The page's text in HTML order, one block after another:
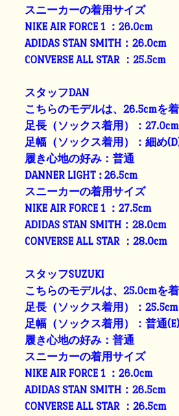
スニーカーの着用サイズ
NIKE AIR FORCE 1 ：26.0cm
ADIDAS STAN SMITH：26.0cm
CONVERSE ALL STAR ：25.5cm
スタッフDAN
こちらのモデルは、26.5cmを
足長（ソックス着用）：27.0cm
足幅（ソックス着用）：細め
履き心地の好み：普通
DANNER LIGHT : 26.5cm
スニーカーの着用サイズ
NIKE AIR FORCE 1 ：27.5cm
ADIDAS STAN SMITH：28.0cm
CONVERSE ALL STAR ：28.0cm
スタッフSUZUKI
こちらのモデルは、25.0cmを
足長（ソックス着用）：25.5cm
足幅（ソックス着用）：普通
履き心地の好み：普通
スニーカーの着用サイズ
NIKE AIR FORCE 1 ：26.0cm
ADIDAS STAN SMITH：26.5cm
CONVERSE ALL STAR ：26.5cm